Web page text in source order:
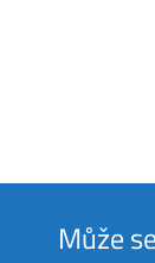
Může